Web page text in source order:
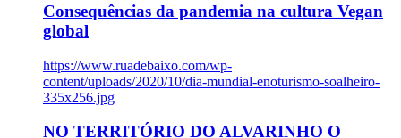
Consequências da pandemia na cultura Vegan
global
https://www.ruadebaixo.com/wp-
content/uploads/2020/10/dia-mundial-enoturismo-soalheiro-
335x256.jpg
NO TERRITÓRIO DO ALVARINHO O